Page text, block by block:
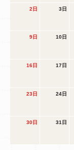
2日 3日
9日 10日
16日 17日
23日 24日
30日 31日